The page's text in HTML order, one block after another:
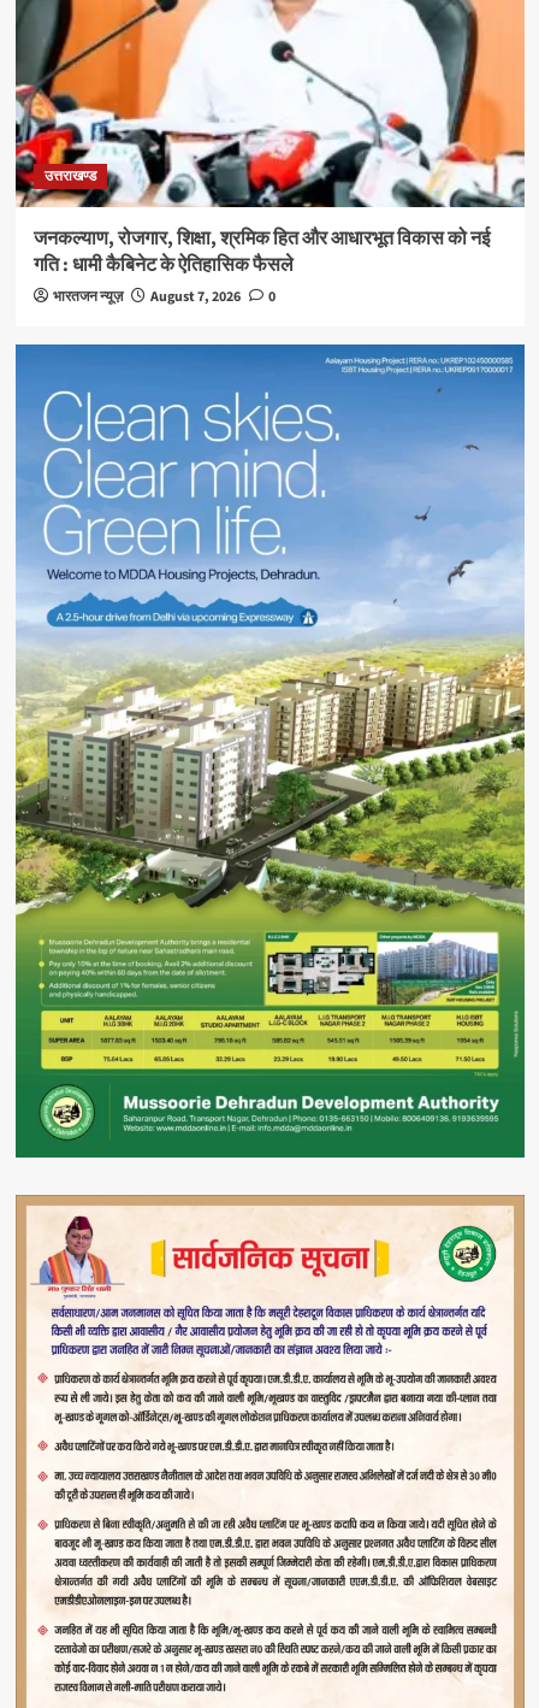
उत्तराखण्ड
जनकल्याण, रोजगार, शिक्षा, श्रमिक हित और आधारभूत विकास को नई
गति : धामी कैबिनेट के ऐतिहासिक फैसले
भारतजन न्यूज़ August 7, 2026 0